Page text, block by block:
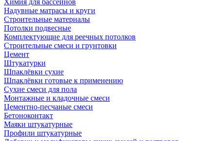
Химия для бассейнов
Надувные матрасы и круги
Строительные материалы
Потолки подвесные
Комплектующие для реечных потолков
Строительные смеси и грунтовки
Цемент
Штукатурки
Шпаклёвки сухие
Шпаклёвки готовые к применению
Сухие смеси для пола
Монтажные и кладочные смеси
Цементно-песчаные смеси
Бетоноконтакт
Маяки штукатурные
Профили штукатурные